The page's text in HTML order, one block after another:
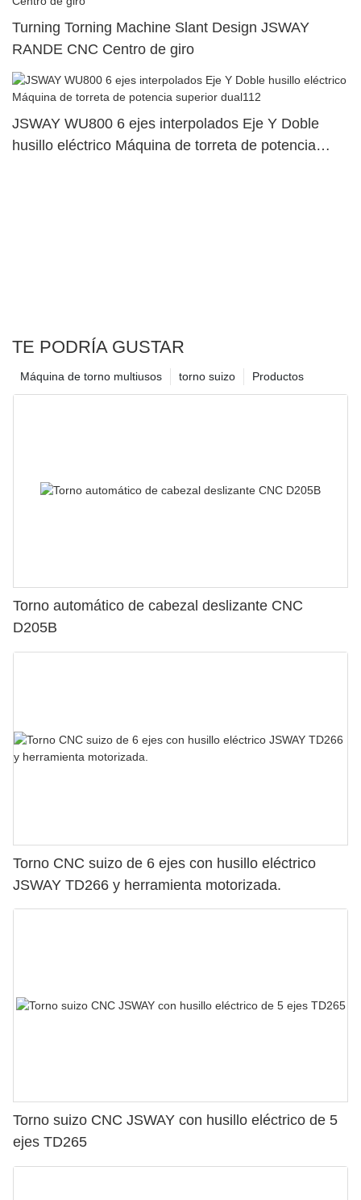
Turning Torning Machine Slant Design JSWAY
RANDE CNC Centro de giro
JSWAY WU800 6 ejes interpolados Eje Y Doble
husillo eléctrico Máquina de torreta de potencia
TE PODRÍA GUSTAR
Productos
torno suizo
Máquina de torno multiusos
Torno automático de cabezal deslizante CNC
D205B
Torno CNC suizo de 6 ejes con husillo eléctrico
JSWAY TD266 y herramienta motorizada.
Torno suizo CNC JSWAY con husillo eléctrico de 5
ejes TD265